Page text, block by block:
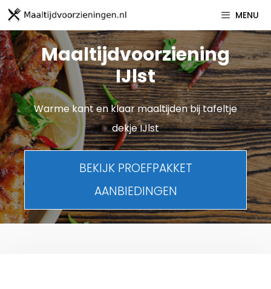
Spring
naar
inhoud
MENU
Maaltijdvoorziening
IJlst
Warme kant en klaar maaltijden bij tafeltje
dekje IJlst
BEKIJK PROEFPAKKET
AANBIEDINGEN